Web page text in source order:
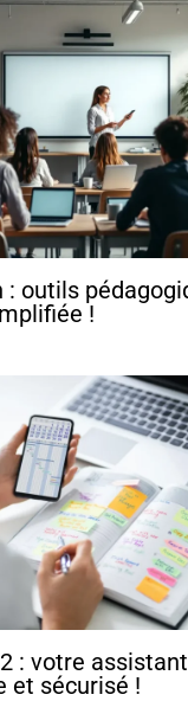
: outils
!
: votre
et sécurisé !